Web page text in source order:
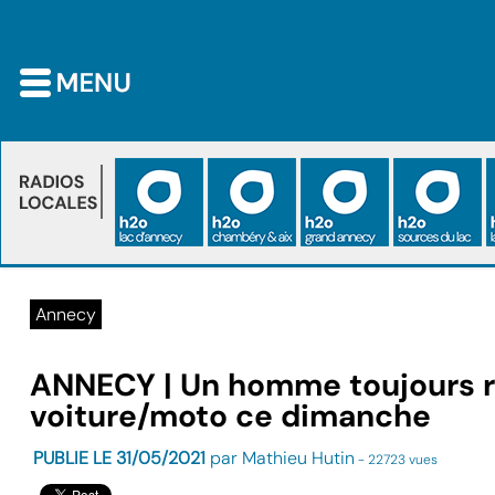
Annecy
ANNECY | Un homme
voiture/moto ce dimanche
PUBLIE LE 31/05/2021par Mathieu Hutin - 22723 vues